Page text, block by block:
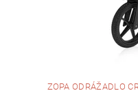
ZOPA ODRÁŽADLO